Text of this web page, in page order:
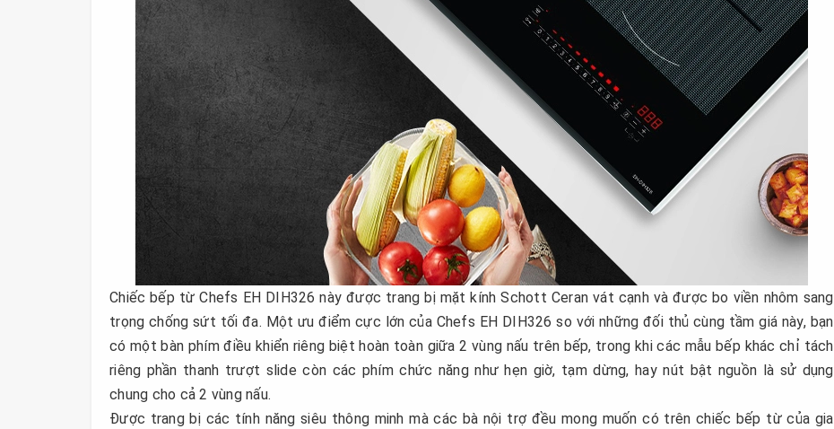
Chiếc bếp từ Chefs EH DIH326 này được trang bị mặt kính Schott Ceran vát cạnh và được bo viền nhôm sang
trọng chống sứt tối đa. Một ưu điểm cực lớn của Chefs EH DIH326 so với những đối thủ cùng tầm giá này, bạn
có một bàn phím điều khiển riêng biệt hoàn toàn giữa 2 vùng nấu trên bếp, trong khi các mẫu bếp khác chỉ tách
riêng phần thanh trượt slide còn các phím chức năng như hẹn giờ, tạm dừng, hay nút bật nguồn là sử dụng
chung cho cả 2 vùng nấu.
Được trang bị các tính năng siêu thông minh mà các bà nội trợ đều mong muốn có trên chiếc bếp từ của gia